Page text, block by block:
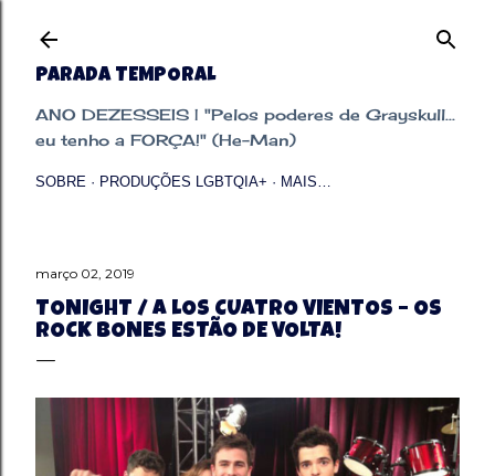
PARADA TEMPORAL
ANO DEZESSEIS | "Pelos poderes de Grayskull...
eu tenho a FORÇA!" (He-Man)
SOBRE PRODUÇÕES LGBTQIA+ MAIS…
março 02, 2019
TONIGHT / A LOS CUATRO VIENTOS – OS
ROCK BONES ESTÃO DE VOLTA!